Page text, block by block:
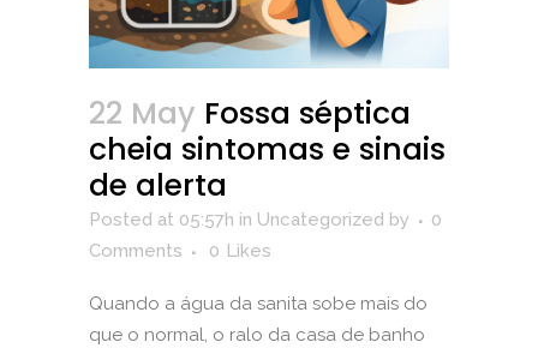
22 May Fossa séptica
cheia sintomas e sinais
de alerta
Posted at 05:57h in Uncategorized by
0
Comments
0 Likes
Quando a água da sanita sobe mais do
que o normal, o ralo da casa de banho